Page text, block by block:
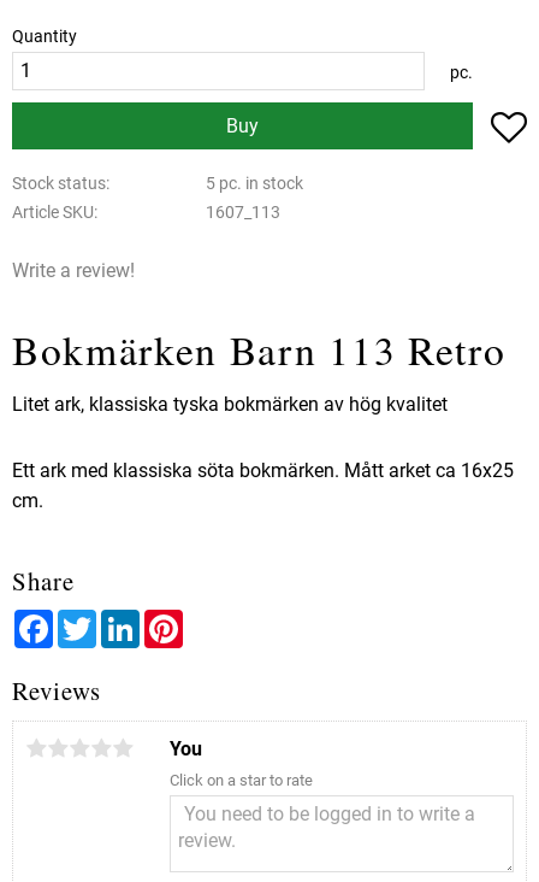
Quantity
pc.
Buy
Stock status
5 pc. in stock
Article SKU
1607_113
Write a review!
Bokmärken Barn 113 Retro
Litet ark, klassiska tyska bokmärken av hög kvalitet
Ett ark med klassiska söta bokmärken. Mått arket ca 16x25
cm.
Share
FacebookTwitterLinkedIn
Reviews
You
Click on a star to rate